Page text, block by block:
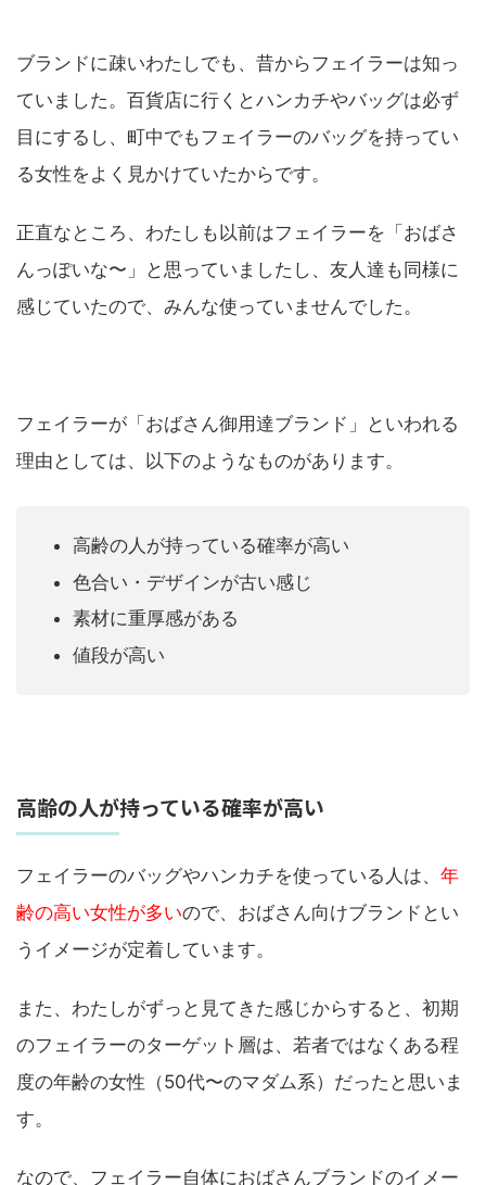
ブランドに疎いわたしでも、昔からフェイラーは知っ
ていました。百貨店に行くとハンカチやバッグは必ず
目にするし、町中でもフェイラーのバッグを持ってい
る女性をよく見かけていたからです。
正直なところ、わたしも以前はフェイラーを「おばさ
んっぽいな〜」と思っていましたし、友人達も同様に
感じていたので、みんな使っていませんでした。
フェイラーが「おばさん御用達ブランド」といわれる
理由としては、以下のようなものがあります。
高齢の人が持っている確率が高い
色合い・デザインが古い感じ
素材に重厚感がある
値段が高い
高齢の人が持っている確率が高い
フェイラーのバッグやハンカチを使っている人は、 年
齢の高い女性が多いので、おばさん向けブランドとい
うイメージが定着しています。
また、わたしがずっと見てきた感じからすると、初期
のフェイラーのターゲット層は、若者ではなくある程
度の年齢の女性（50代〜のマダム系）だったと思いま
す。
なので、フェイラー自体におばさんブランドのイメー